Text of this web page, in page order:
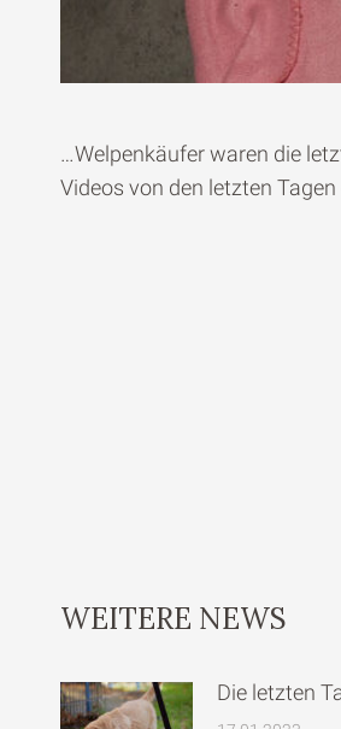
…Welpenkäufer waren die
Videos von den letzten
WEITERE NEWS
Die letzten